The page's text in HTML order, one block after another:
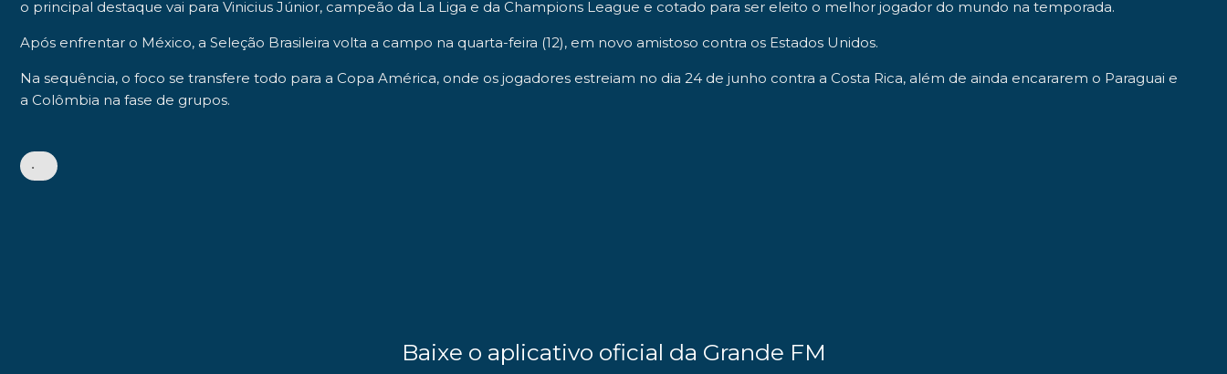
o principal destaque vai para Vinicius Júnior, campeão da La Liga e da Champions League e cotado para ser eleito o melhor jogador do mundo na temporada.
Após enfrentar o México, a Seleção Brasileira volta a campo na quarta-feira (12), em novo amistoso contra os Estados Unidos.
Na sequência, o foco se transfere todo para a Copa América, onde os jogadores estreiam no dia 24 de junho contra a Costa Rica, além de ainda encararem o Paraguai e
a Colômbia na fase de grupos.
•
Baixe o aplicativo oficial da Grande FM